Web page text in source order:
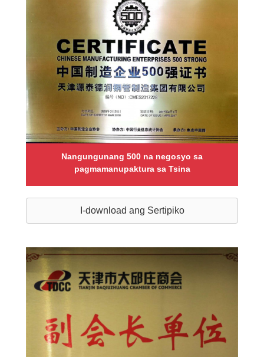
Nangungunang 500 na negosyo sa
pagmamanupaktura sa Tsina
I-download ang Sertipiko